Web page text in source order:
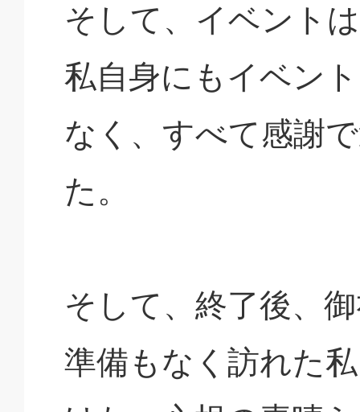
そして、イベント
私自身にもイベン
なく、すべて感謝
た。
そして、終了後、
準備もなく訪れた